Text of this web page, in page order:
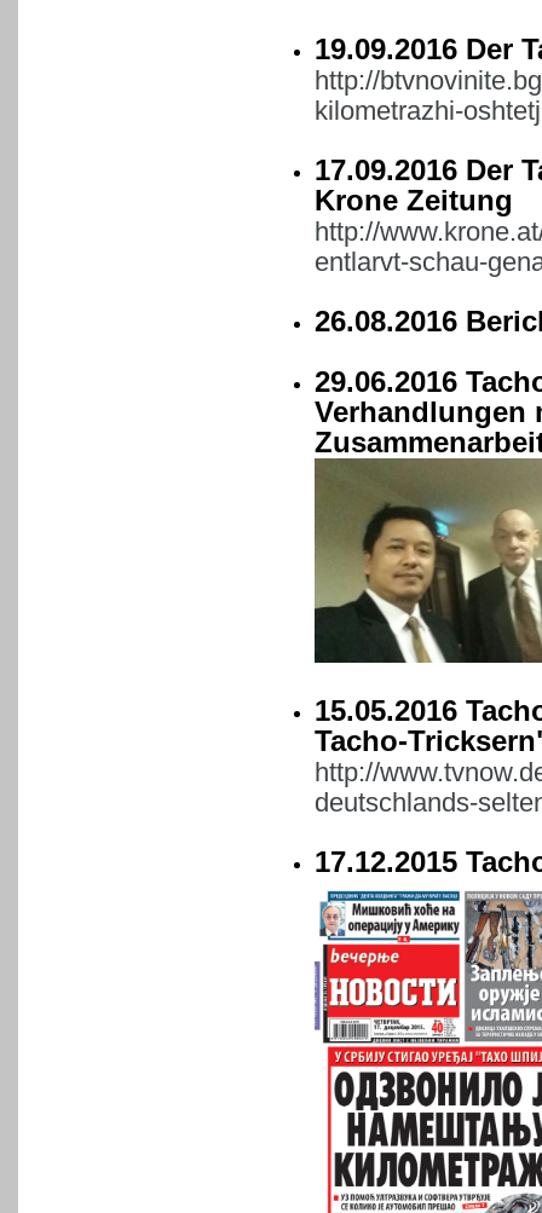
19.09.2016 Der
http://
kilometrazhi-
17.09.2016 Der
Krone Zeitung
http://
entlarvt-schau-
26.08.2016
29.06.2016
Verhandlungen
15.05.2016
Tacho-
http://
deutschlands-
17.12.2015